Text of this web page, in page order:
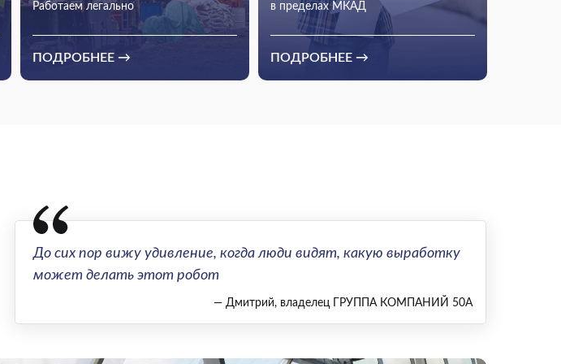
области, а также в других регионах
ПОДРОБНЕЕ →
Работаем легально
Цена остаётся неизменной до сдачи
ПОДРОБНЕЕ →
в пределах МКАД
До сих пор вижу удивление, когда люди видят, какую выработку
может делать этот робот
— Дмитрий, владелец ГРУППА КОМПАНИЙ 50А